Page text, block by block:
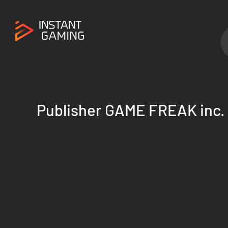
Publisher GAME FREAK inc.